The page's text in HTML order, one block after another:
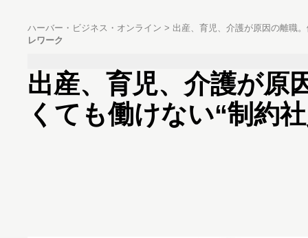
ハーバー・ビジネス・オンライン
出産、育児、介護が原因の離職
レワーク
出産、育児、介護が原
くても働けない“制約